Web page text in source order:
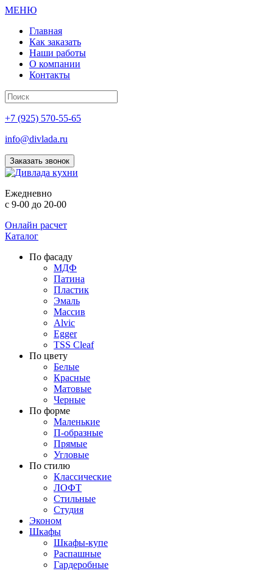
МЕНЮ
Главная
Как заказать
Наши работы
О компании
Контакты
+7 (925) 570-55-65
info@divlada.ru
Заказать звонок
Ежедневно
с 9-00 до 20-00
Онлайн расчет
Каталог
По фасаду
МДФ
Патина
Пластик
Эмаль
Массив
Alvic
Egger
TSS Cleaf
По цвету
Белые
Красные
Матовые
Черные
По форме
Маленькие
П-образные
Прямые
Угловые
По стилю
Классические
ЛОФТ
Стильные
Студия
Эконом
Шкафы
Шкафы-купе
Распашные
Гардеробные